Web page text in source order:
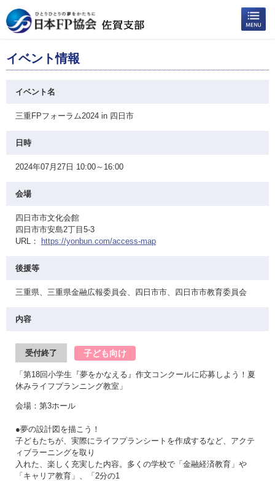
イベント情報
イベント名
三重FPフォーラム2024 in 四日市
日時
2024年07月27日 10:00～16:00
会場
四日市市文化会館
四日市市安島2丁目5-3
URL：
https://yonbun.com/access-map
後援等
三重県、三重県金融広報委員会、四日市市、四日市市教育委員会
内容
受付終了 子ども向け
「第18回小学生『夢をかなえる』作文コンクールに応募しよう！夏
休みライフプランニング教室」
会場：第3ホール
●夢の設計図を描こう！
子どもたちが、実際にライフプランシートを作成するなど、アクテ
ィブラーニングを取り
入れた、楽しく充実した内容。多くの学校で「金融経済教育」や
「キャリア教育」、「2分の1